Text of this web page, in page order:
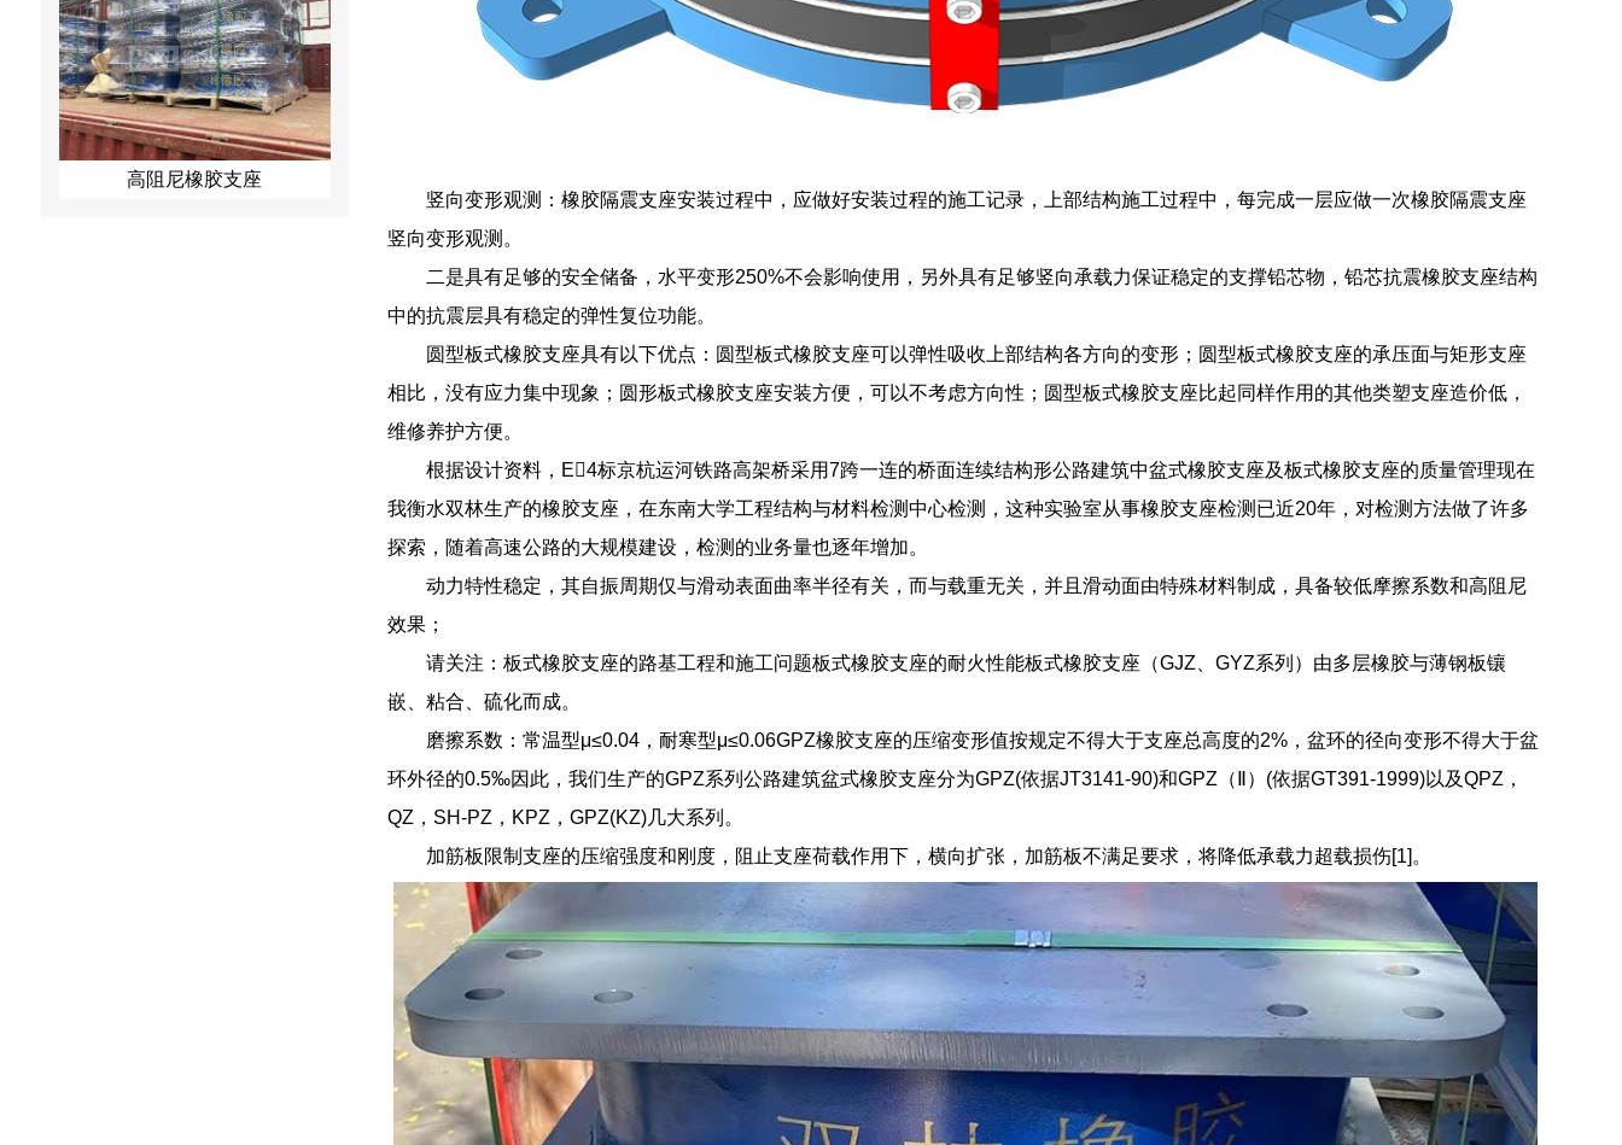
高阻尼橡胶支座
竖向变形观测：橡胶隔震支座安装过程中，应做好安装过程的施工记录，上部结构施工过程中，每完成一层应做一次橡胶隔震支座
竖向变形观测。
二是具有足够的安全储备，水平变形250%不会影响使用，另外具有足够竖向承载力保证稳定的支撑铅芯物，铅芯抗震橡胶支座结构
中的抗震层具有稳定的弹性复位功能。
圆型板式橡胶支座具有以下优点：圆型板式橡胶支座可以弹性吸收上部结构各方向的变形；圆型板式橡胶支座的承压面与矩形支座
相比，没有应力集中现象；圆形板式橡胶支座安装方便，可以不考虑方向性；圆型板式橡胶支座比起同样作用的其他类塑支座造价低，
维修养护方便。
根据设计资料，E4标京杭运河铁路高架桥采用7跨一连的桥面连续结构形公路建筑中盆式橡胶支座及板式橡胶支座的质量管理现在
我衡水双林生产的橡胶支座，在东南大学工程结构与材料检测中心检测，这种实验室从事橡胶支座检测已近20年，对检测方法做了许多
探索，随着高速公路的大规模建设，检测的业务量也逐年增加。
动力特性稳定，其自振周期仅与滑动表面曲率半径有关，而与载重无关，并且滑动面由特殊材料制成，具备较低摩擦系数和高阻尼
效果；
请关注：板式橡胶支座的路基工程和施工问题板式橡胶支座的耐火性能板式橡胶支座（GJZ、GYZ系列）由多层橡胶与薄钢板镶
嵌、粘合、硫化而成。
磨擦系数：常温型μ≤0.04，耐寒型μ≤0.06GPZ橡胶支座的压缩变形值按规定不得大于支座总高度的2%，盆环的径向变形不得大于盆
环外径的0.5‰因此，我们生产的GPZ系列公路建筑盆式橡胶支座分为GPZ(依据JT3141-90)和GPZ（Ⅱ）(依据GT391-1999)以及QPZ，
QZ，SH-PZ，KPZ，GPZ(KZ)几大系列。
加筋板限制支座的压缩强度和刚度，阻止支座荷载作用下，横向扩张，加筋板不满足要求，将降低承载力超载损伤[1]。